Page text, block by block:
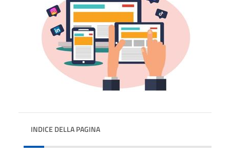
INDICE DELLA PAGINA